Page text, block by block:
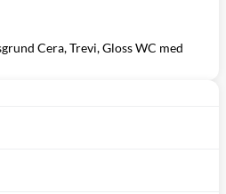
Cera, Trevi, Gloss WC med